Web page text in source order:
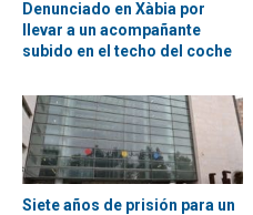
Denunciado en Xàbia por
llevar a un acompañante
subido en el techo del coche
Siete años de prisión para un